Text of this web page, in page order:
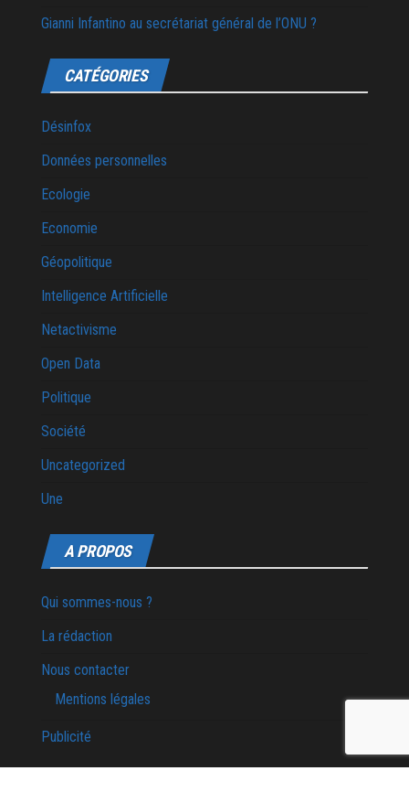
Gianni Infantino au secrétariat général de l’ONU ?
CATÉGORIES
Désinfox
Données personnelles
Ecologie
Economie
Géopolitique
Intelligence Artificielle
Netactivisme
Open Data
Politique
Société
Uncategorized
Une
A PROPOS
Qui sommes-nous ?
La rédaction
Nous contacter
Mentions légales
Publicité